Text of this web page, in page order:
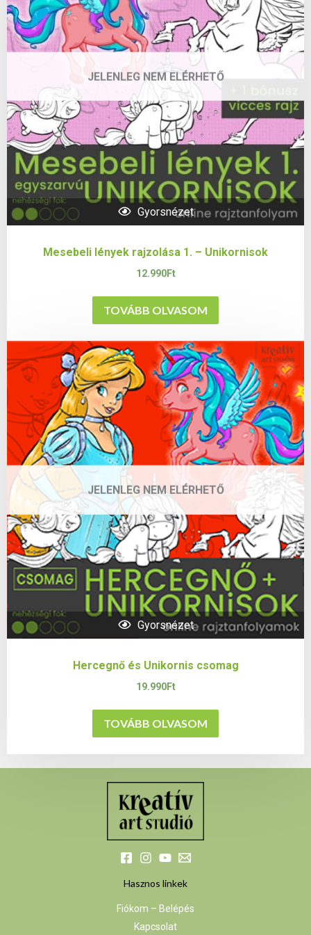
JELENLEG NEM ELÉRHETŐ
Gyorsnézet
Mesebeli lények rajzolása 1. – Unikornisok
12.990Ft
TOVÁBB OLVASOM
JELENLEG NEM ELÉRHETŐ
Gyorsnézet
Hercegnő és Unikornis csomag
19.990Ft
TOVÁBB OLVASOM
Hasznos linkek
Fiókom – Belépés
Kapcsolat